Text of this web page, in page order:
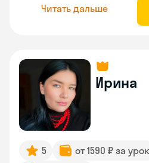
Читать дальше
Ирина
5 от 1590 ₽ за урок